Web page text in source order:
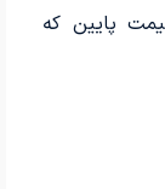
پایین که